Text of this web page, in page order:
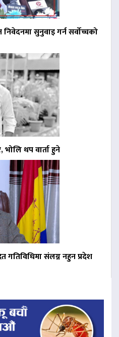
सुनुवाइ गर्न सर्वोच्चको
थप वार्ता हुने
गतिविधिमा संलग्न नहुन प्रदेश